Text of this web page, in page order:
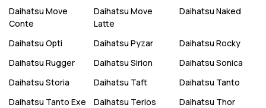
Daihatsu Move
Conte
Daihatsu Move
Latte
Daihatsu Naked
Daihatsu Opti Daihatsu Pyzar Daihatsu Rocky
Daihatsu Rugger Daihatsu Sirion Daihatsu Sonica
Daihatsu Storia Daihatsu Taft Daihatsu Tanto
Daihatsu Tanto Exe Daihatsu Terios Daihatsu Thor